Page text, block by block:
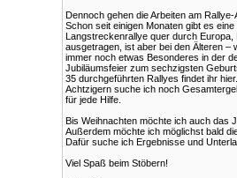
Dennoch gehen die Arbeiten am
Schon seit einigen Monaten gibt es
Langstreckenrallye quer durch
ausgetragen, ist aber bei den Älteren
immer noch etwas Besonderes in der
Jubiläumsfeier zum sechzigsten
35 durchgeführten Rallyes findet ihr
Achtzigern suche ich noch
für jede Hilfe.
Bis Weihnachten möchte ich auch das
Außerdem möchte ich möglichst bald
Dafür suche ich Ergebnisse und
Viel Spaß beim Stöbern!